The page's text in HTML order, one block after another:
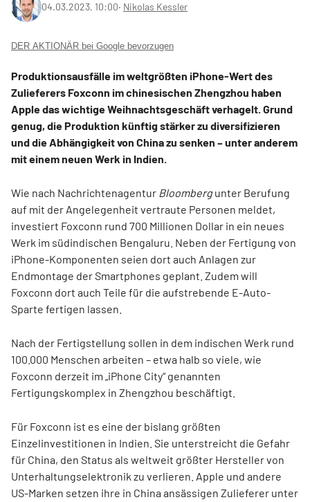
04.03.2023, 10:00‧ Nikolas Kessler
DER AKTIONÄR bei Google bevorzugen
Produktionsausfälle im weltgrößten iPhone-Wert des
Zulieferers Foxconn im chinesischen Zhengzhou haben
Apple das wichtige Weihnachtsgeschäft verhagelt. Grund
genug, die Produktion künftig stärker zu diversifizieren
und die Abhängigkeit von China zu senken – unter anderem
mit einem neuen Werk in Indien.
Wie nach Nachrichtenagentur Bloombergunter Berufung
auf mit der Angelegenheit vertraute Personen meldet,
investiert Foxconn rund 700 Millionen Dollar in ein neues
Werk im südindischen Bengaluru. Neben der Fertigung von
iPhone-Komponenten seien dort auch Anlagen zur
Endmontage der Smartphones geplant. Zudem will
Foxconn dort auch Teile für die aufstrebende E-Auto-
Sparte fertigen lassen.
Nach der Fertigstellung sollen in dem indischen Werk rund
100.000 Menschen arbeiten – etwa halb so viele, wie
Foxconn derzeit im „iPhone City“ genannten
Fertigungskomplex in Zhengzhou beschäftigt.
Für Foxconn ist es eine der bislang größten
Einzelinvestitionen in Indien. Sie unterstreicht die Gefahr
für China, den Status als weltweit größter Hersteller von
Unterhaltungselektronik zu verlieren. Apple und andere
US-Marken setzen ihre in China ansässigen Zulieferer unter